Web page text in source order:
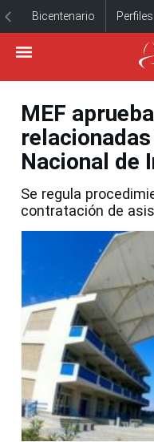
Bicentenario Perfiles
MEF
Nacional de
Se regula
contratación de